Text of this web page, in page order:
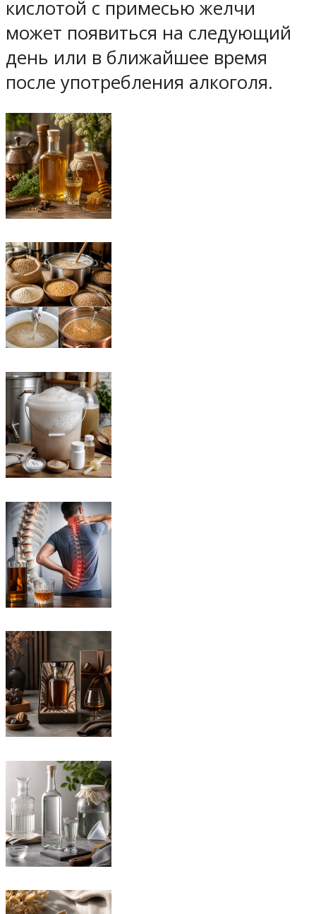
кислотой с примесью желчи
может появиться на следующий
день или в ближайшее время
после употребления алкоголя.